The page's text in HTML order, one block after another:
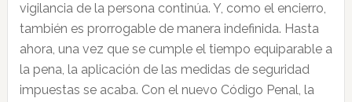
vigilancia de la persona continúa. Y, como el encierro,
también es prorrogable de manera indefinida. Hasta
ahora, una vez que se cumple el tiempo equiparable a
la pena, la aplicación de las medidas de seguridad
impuestas se acaba. Con el nuevo Código Penal, la